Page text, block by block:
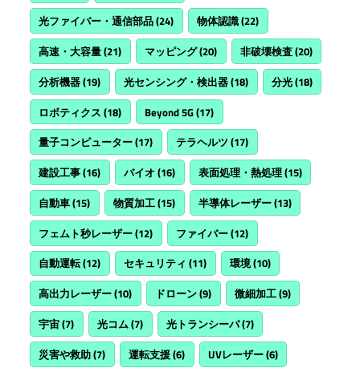
光ファイバー・通信部品(24) 物体認識(22)
高速・大容量(21) マッピング(20) 非破壊検査(20)
分析機器(19) 光センシング・検出器(18) 分光(18)
ロボティクス (18) Beyond 5G(17)
量子コンピューター(17) テラヘルツ (17)
建設工事(16) バイオ (16) 表面処理・熱処理(15)
自動車(15) 物質加工(15) 半導体レーザー(13)
フェムト秒レーザー(12) ファイバー(12)
自動運転(12) セキュリティ (11) 環境(10)
高出力レーザー(10) ドローン(9) 微細加工(9)
宇宙(7) 光コム(7) 光トランシーバ(7)
災害や救助(7) 運転支援(6) UVレーザー(6)